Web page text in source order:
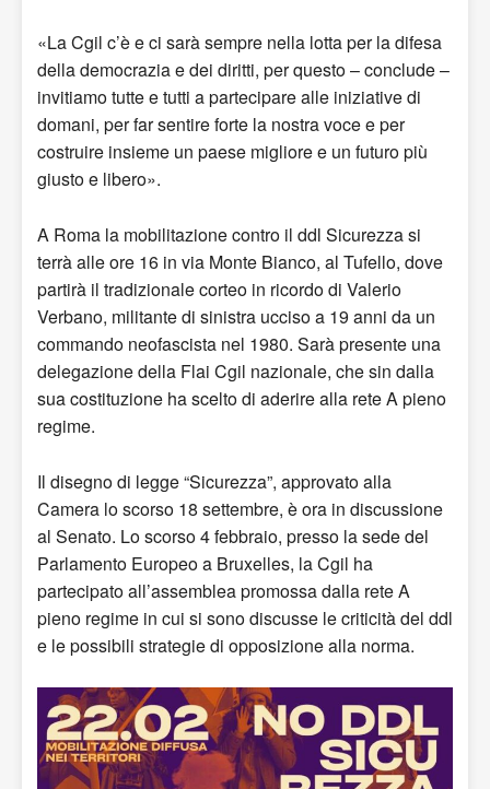
«La Cgil c’è e ci sarà sempre nella lotta per la difesa
della democrazia e dei diritti, per questo – conclude –
invitiamo tutte e tutti a partecipare alle iniziative di
domani, per far sentire forte la nostra voce e per
costruire insieme un paese migliore e un futuro più
giusto e libero».
A Roma la mobilitazione contro il ddl Sicurezza si
terrà alle ore 16 in via Monte Bianco, al Tufello, dove
partirà il tradizionale corteo in ricordo di Valerio
Verbano, militante di sinistra ucciso a 19 anni da un
commando neofascista nel 1980. Sarà presente una
delegazione della Flai Cgil nazionale, che sin dalla
sua costituzione ha scelto di aderire alla rete A pieno
regime.
Il disegno di legge “Sicurezza”, approvato alla
Camera lo scorso 18 settembre, è ora in discussione
al Senato. Lo scorso 4 febbraio, presso la sede del
Parlamento Europeo a Bruxelles, la Cgil ha
partecipato all’assemblea promossa dalla rete A
pieno regime in cui si sono discusse le criticità del ddl
e le possibili strategie di opposizione alla norma.